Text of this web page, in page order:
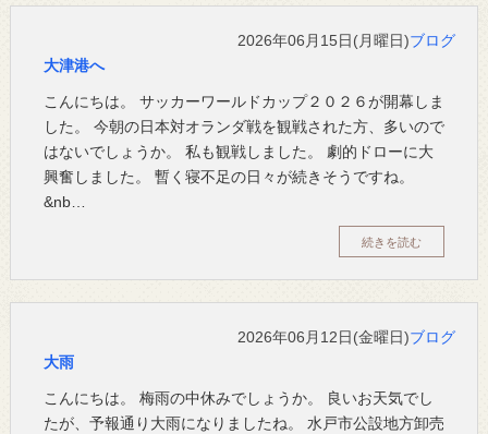
2026年06月15日(月曜日)ブログ
大津港へ
こんにちは。 サッカーワールドカップ２０２６が開幕しま
した。 今朝の日本対オランダ戦を観戦された方、多いので
はないでしょうか。 私も観戦しました。 劇的ドローに大
興奮しました。 暫く寝不足の日々が続きそうですね。
&nb…
続きを読む
2026年06月12日(金曜日)ブログ
大雨
こんにちは。 梅雨の中休みでしょうか。 良いお天気でし
たが、予報通り大雨になりましたね。 水戸市公設地方卸売